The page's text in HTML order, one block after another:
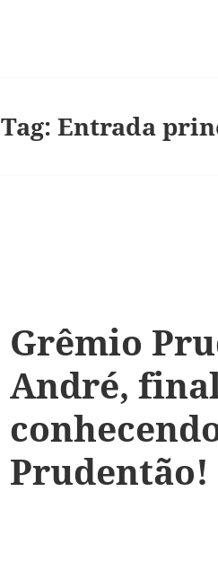
Tag: Entrada
Grêmio
André,
Prudentão!